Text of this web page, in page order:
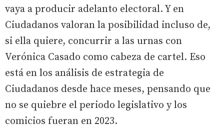
vaya a producir adelanto electoral. Y en
Ciudadanos valoran la posibilidad incluso de,
si ella quiere, concurrir a las urnas con
Verónica Casado como cabeza de cartel. Eso
está en los análisis de estrategia de
Ciudadanos desde hace meses, pensando que
no se quiebre el periodo legislativo y los
comicios fueran en 2023.